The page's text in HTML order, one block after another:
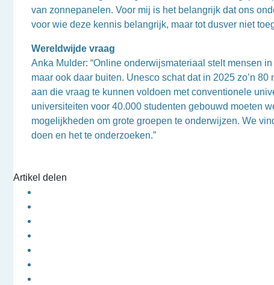
van zonnepanelen. Voor mij is het belangrijk dat ons
voor wie deze kennis belangrijk, maar tot dusver niet
Wereldwijde vraag
Anka Mulder: “Online onderwijsmateriaal stelt mensen
maar ook daar buiten. Unesco schat dat in 2025 zo’n
aan die vraag te kunnen voldoen met conventionele
universiteiten voor 40.000 studenten gebouwd moeten
mogelijkheden om grote groepen te onderwijzen. We
doen en het te onderzoeken.”
Artikel delen